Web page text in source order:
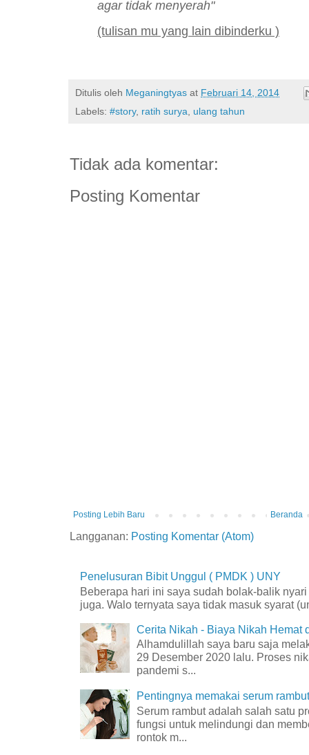
agar tidak menyerah"
(tulisan mu yang lain dibinderku )
Ditulis oleh Meganingtyas at Februari 14, 2014
Labels: #story, ratih surya ulang tahun
Tidak ada komentar:
Posting Komentar
Posting Lebih Baru Beranda
Langganan: Posting Komentar (Atom)
Penelusuran Bibit Unggul ( PMDK ) UNY
Beberapa hari ini saya sudah bolak-balik
juga. Walo ternyata saya tidak masuk syarat
Cerita Nikah - Biaya Nikah Hemat
Alhamdulillah saya baru saja
29 Desember 2020 lalu. Proses
pandemi s...
Pentingnya memakai serum
Serum rambut adalah salah satu
fungsi untuk melindungi dan
rontok m...